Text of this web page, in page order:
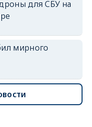
для СБУ на
мирного